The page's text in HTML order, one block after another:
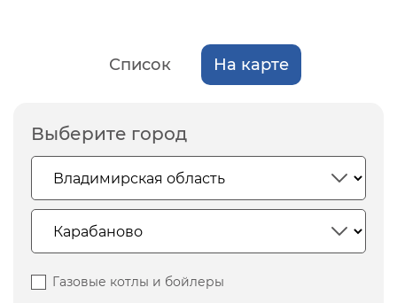
Список На карте
Выберите город
Газовые котлы и бойлеры